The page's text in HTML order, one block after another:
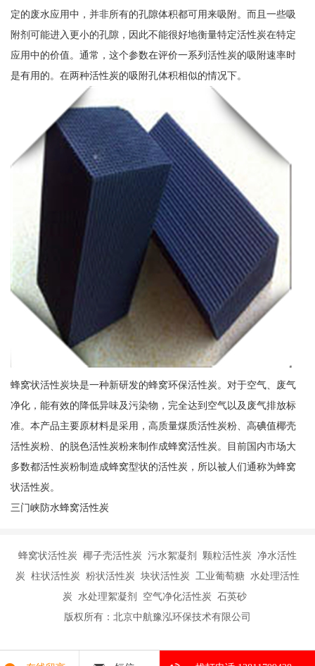
定的废水应用中，并非所有的孔隙体积都可用来吸附。而且一些吸
附剂可能进入更小的孔隙，因此不能很好地衡量特定活性炭在特定
应用中的价值。通常，这个参数在评价一系列活性炭的吸附速率时
是有用的。在两种活性炭的吸附孔体积相似的情况下。
蜂窝状活性炭块是一种新研发的蜂窝环保活性炭。对于空气、废气
净化，能有效的降低异味及污染物，完全达到空气以及废气排放标
准。本产品主要原材料是采用，高质量煤质活性炭粉、高碘值椰壳
活性炭粉、的脱色活性炭粉来制作成蜂窝活性炭。目前国内市场大
多数都活性炭粉制造成蜂窝型状的活性炭，所以被人们通称为蜂窝
状活性炭。
三门峡防水蜂窝活性炭
蜂窝状活性炭 椰子壳活性炭 污水絮凝剂 颗粒活性炭 净水活性
炭 柱状活性炭 粉状活性炭 块状活性炭 工业葡萄糖 水处理活性
炭 水处理絮凝剂 空气净化活性炭 石英砂
版权所有：北京中航豫泓环保技术有限公司